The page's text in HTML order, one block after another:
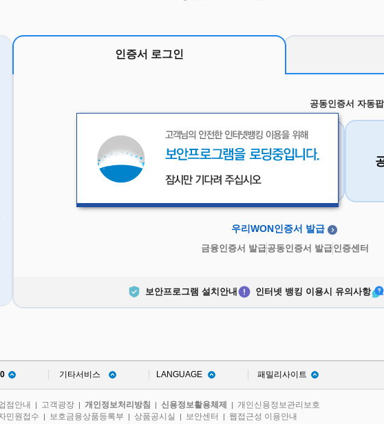
인증서 로그인
공동인증서 자동팝
우리WON인증서 금융인증서
우리WON인증서 발급
금융인증서 발급공동인증서 발급인증센터
보안프로그램 설치안내 인터넷 뱅킹 이용시 유의사항
기타서비스 LANGUAGE 패밀리사이트
점안내 | 고객광장 | 개인정보처리방침 | 신용정보활용체제 | 개인신용정보관리보호
민원접수 | 보호금융상품등록부 | 상품공시실 | 보안센터 | 웹접근성 이용안내